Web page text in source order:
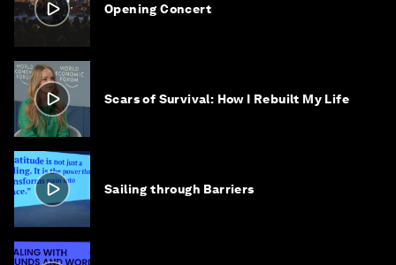
Opening Concert
Scars of Survival: How I Rebuilt My Life
Sailing through Barriers